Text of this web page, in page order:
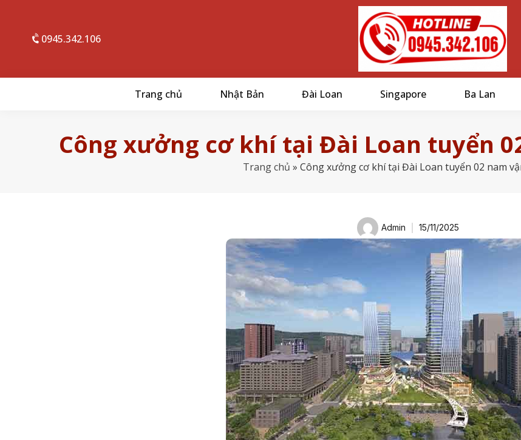
0945.342.106
Trang chủ Nhật Bản Đài Loan Singapore Ba Lan
Công xưởng cơ khí tại Đài Loan tuyển
Trang chủ » Công xưởng cơ khí tại Đài Loan tuyển 02 nam
Admin 15/11/2025